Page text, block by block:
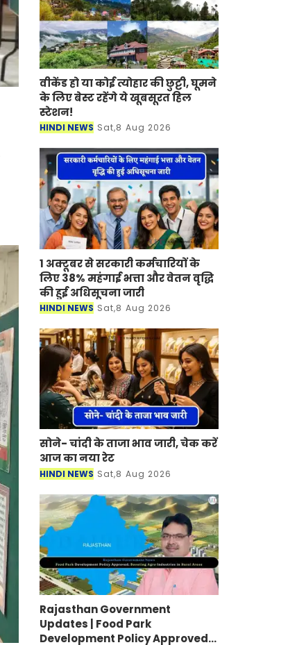
वीकेंड हो या कोई त्योहार की छुट्टी, घूमने
के लिए बेस्ट रहेंगे ये खूबसूरत हिल
स्टेशन!
HINDI NEWS Sat,8 Aug 2026
1 अक्टूबर से सरकारी कर्मचारियों के
लिए 38% महंगाई भत्ता और वेतन वृद्धि
की हुई अधिसूचना जारी
HINDI NEWS Sat,8 Aug 2026
सोने- चांदी के ताजा भाव जारी, चेक करें
आज का नया रेट
HINDI NEWS Sat,8 Aug 2026
Rajasthan Government
Updates | Food Park
Development Policy Approved;